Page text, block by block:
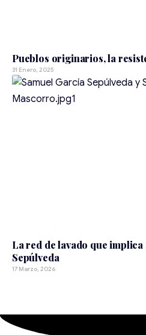
Pueblos originarios, la
31 Enero, 2025
La red de lavado que implica
Sepúlveda
17 Marzo, 2026